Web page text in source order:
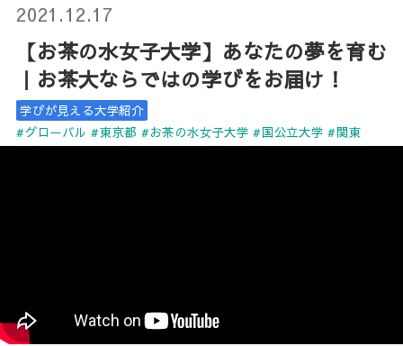
2021.12.17
【お茶の水女子大学】あなたの夢を育む
｜お茶大ならではの学びをお届け！
学びが見える大学紹介
#グローバル #東京都 #お茶の水女子大学 #国公立大学 #関東